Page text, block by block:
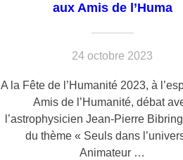
aux Amis de l’Huma
24 octobre 2023
A la Fête de l’Humanité 2023, à
Amis de l’Humanité, débat
l’astrophysicien Jean-Pierre
du thème « Seuls dans
Animateur …